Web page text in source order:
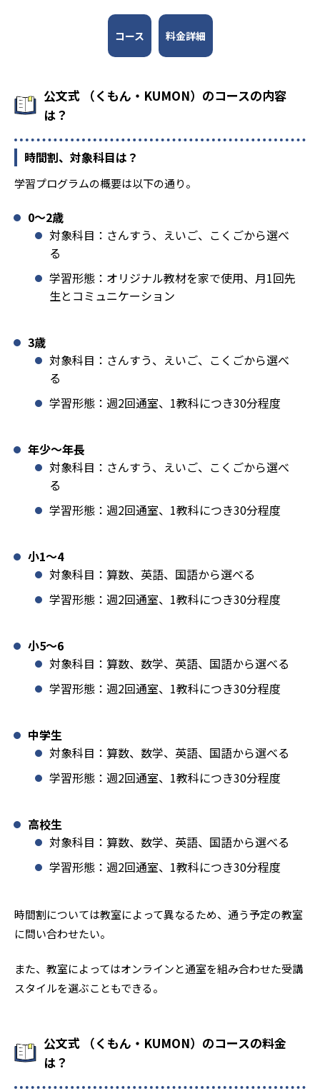
コース 料金詳細
公文式 （くもん・KUMON）のコースの内容
は？
時間割、対象科目は？
学習プログラムの概要は以下の通り。
0〜2歳
対象科目：さんすう、えいご、こくごから選べ
る
学習形態：オリジナル教材を家で使用、月1回先
生とコミュニケーション
3歳
対象科目：さんすう、えいご、こくごから選べ
る
学習形態：週2回通室、1教科につき30分程度
年少〜年長
対象科目：さんすう、えいご、こくごから選べ
る
学習形態：週2回通室、1教科につき30分程度
小1️〜4
対象科目：算数、英語、国語から選べる
学習形態：週2回通室、1教科につき30分程度
小5〜6
対象科目：算数、数学、英語、国語から選べる
学習形態：週2回通室、1教科につき30分程度
中学生
対象科目：算数、数学、英語、国語から選べる
学習形態：週2回通室、1教科につき30分程度
高校生
対象科目：算数、数学、英語、国語から選べる
学習形態：週2回通室、1教科につき30分程度
時間割については教室によって異なるため、通う予定の教室
に問い合わせたい。
また、教室によってはオンラインと通室を組み合わせた受講
スタイルを選ぶこともできる。
公文式 （くもん・KUMON）のコースの料金
は？